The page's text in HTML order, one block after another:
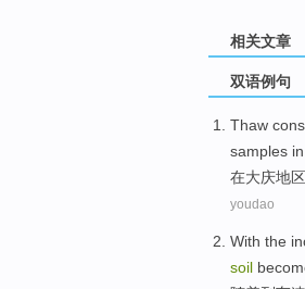
相关文章
双语例句
Thaw
samples in
在大庆地区
youdao
With the
soil